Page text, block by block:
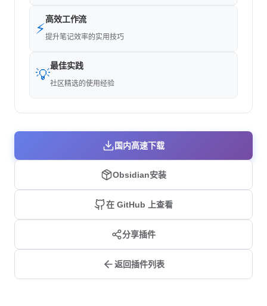
⚡
高效工作流
提升笔记效率的实用技巧
💡
最佳实践
社区精选的使用经验
国内高速下载
Obsidian安装
在 GitHub 上查看
分享插件
返回插件列表